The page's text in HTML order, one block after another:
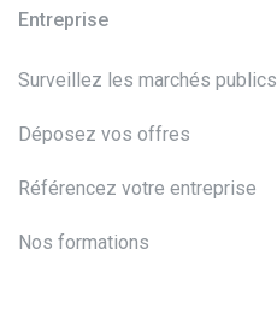
Entreprise
Surveillez les marchés publics
Déposez vos offres
Référencez votre entreprise
Nos formations